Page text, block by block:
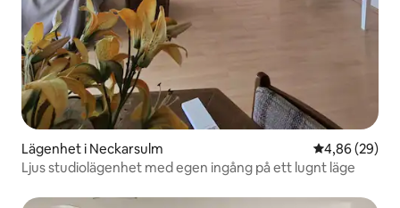
Lägenhet i Neckarsulm 4,86 av 5 i
4,86 (29)
Ljus studiolägenhet med egen ingång på ett lugnt läge